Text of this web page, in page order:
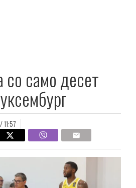
со само десет